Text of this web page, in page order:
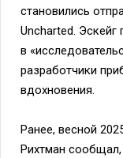
становились
Uncharted.
в
разработчики
вдохновения.
Ранее, весной
Рихтман сообщал,